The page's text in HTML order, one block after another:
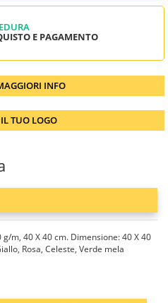
E PAGAMENTO
INFO
TUO LOGO
m, 40 X 40 cm. Dimensione: 40 X 40
Rosa, Celeste, Verde mela